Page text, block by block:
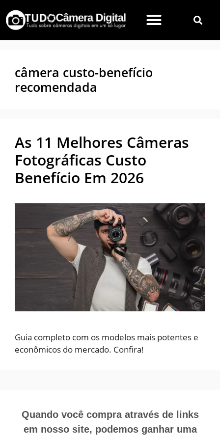
câmera custo-benefício
recomendada
As 11 Melhores Câmeras
Fotográficas Custo
Benefício Em 2026
Guia completo com os modelos mais potentes e
econômicos do mercado. Confira!
Quando você compra através de links
em nosso site, podemos ganhar uma